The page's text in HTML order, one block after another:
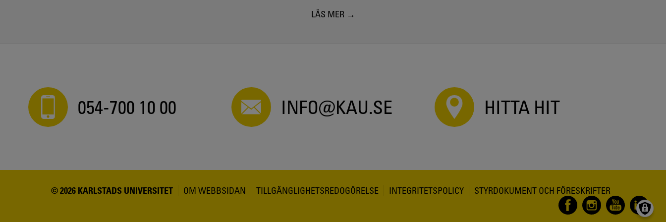
LÄS MER
054-700 10 00 INFO@KAU.SE HITTA HIT
© 2026 KARLSTADS UNIVERSITET OM WEBBSIDAN TILLGÄNGLIGHETSREDOGÖRELSE INTEGRITETSPOLICY STYRDOKUMENT OCH FÖRESKRIFTER